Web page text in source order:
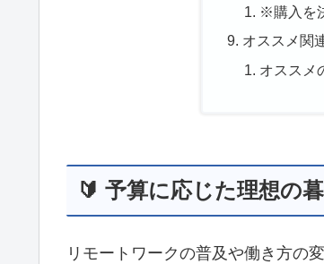
※購入を
オススメ関
オススメ
🔰 予算に応じた理想の
リモートワークの普及や働き方の